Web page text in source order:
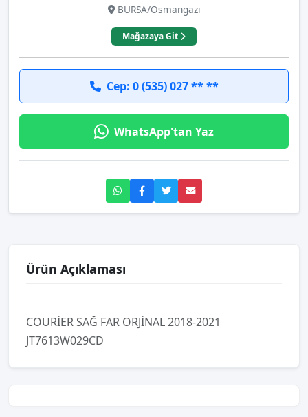
BURSA/Osmangazi
Mağazaya Git
Cep: 0 (535) 027 ** **
WhatsApp'tan Yaz
Ürün Açıklaması
COURİER SAĞ FAR ORJİNAL 2018-2021
JT7613W029CD